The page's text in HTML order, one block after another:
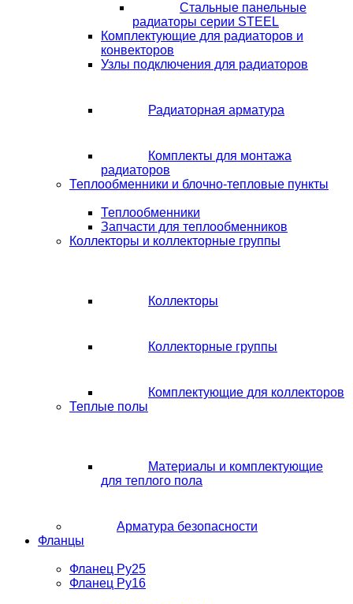
Стальные панельные
радиаторы серии STEEL
Комплектующие для радиаторов и
конвекторов
Узлы подключения для радиаторов
Радиаторная арматура
Комплекты для монтажа
радиаторов
Теплообменники и блочно-тепловые пункты
Теплообменники
Запчасти для теплообменников
Коллекторы и коллекторные группы
Коллекторы
Коллекторные группы
Комплектующие для коллекторов
Теплые полы
Материалы и комплектующие
для теплого пола
Арматура безопасности
Фланцы
Фланец Ру25
Фланец Ру16